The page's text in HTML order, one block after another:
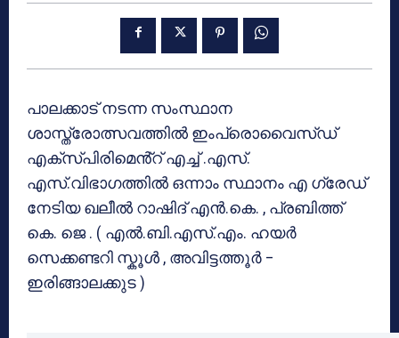
പാലക്കാട് നടന്ന സംസ്ഥാന
ശാസ്ത്രോത്സവത്തിൽ ഇംപ്രൊവൈസ്ഡ്
എക്സ്പിരിമെൻ്റ് എച്ച് .എസ്.
എസ്.വിഭാഗത്തിൽ ഒന്നാം സ്ഥാനം എ ഗ്രേഡ്
നേടിയ ഖലീൽ റാഷിദ് എൻ.കെ. , പ്രബിത്ത്
കെ. ജെ . ( എൽ.ബി.എസ്.എം. ഹയർ
സെക്കണ്ടറി സ്കൂൾ , അവിട്ടത്തൂർ –
ഇരിങ്ങാലക്കുട )